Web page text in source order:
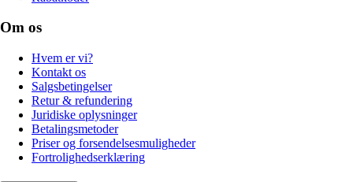
Om os
Hvem er vi?
Kontakt os
Salgsbetingelser
Retur & refundering
Juridiske oplysninger
Betalingsmetoder
Priser og forsendelsesmuligheder
Fortrolighedserklæring